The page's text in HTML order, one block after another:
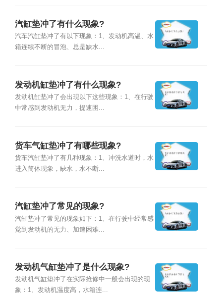
汽缸垫冲了有什么现象?
汽车汽缸垫冲了有以下现象：1、发动机高温、水
箱连续不断的冒泡、总是缺水...
发动机缸垫冲了有什么现象?
发动机缸垫冲了会出现以下这些现象：1、在行驶
中常感到发动机无力，提速困...
货车气缸垫冲了有哪些现象?
货车汽缸垫冲了有几种现象：1、冲洗水道时，水
进入筒体现象，缺水，水不断...
汽缸垫冲了常见的现象?
汽缸垫冲了常见的现象如下：1、在行驶中经常感
觉到发动机的无力、加速困难...
发动机气缸垫冲了是什么现象?
发动机气缸垫冲了在实际抢修中一般会出现的现
象：1、发动机温度高，水箱连...